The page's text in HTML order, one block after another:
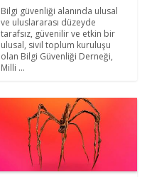
Bilgi güvenliği alanında ulusal
ve uluslararası düzeyde
tarafsız, güvenilir ve etkin bir
ulusal, sivil toplum kuruluşu
olan Bilgi Güvenliği Derneği,
Milli ...